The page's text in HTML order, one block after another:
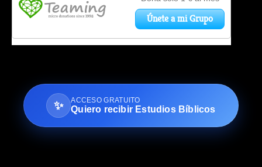
✨ ACCESO GRATUITO
Quiero recibir Estudios Bíblicos